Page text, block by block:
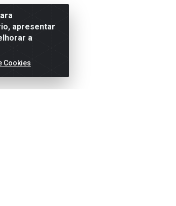
apresentar
a
Cookies